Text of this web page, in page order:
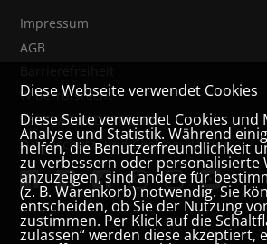
Impressum
AGB
Widerrufsrecht
VERTRAG WIDERRUFEN
Datenschutz- und Cookieerklärung
Diese Webseite verwendet Cookies
Diese Seite verwendet Cookies
Analyse und Statistik. Während
helfen, die Benutzerfreundlichkeit
zu verbessern oder personalisierte
anzuzeigen, sind andere für
(z. B. Warenkorb) notwendig. Sie
entscheiden, ob Sie der Nutzung
zustimmen. Per Klick auf die
zulassen“ werden diese akzeptiert,